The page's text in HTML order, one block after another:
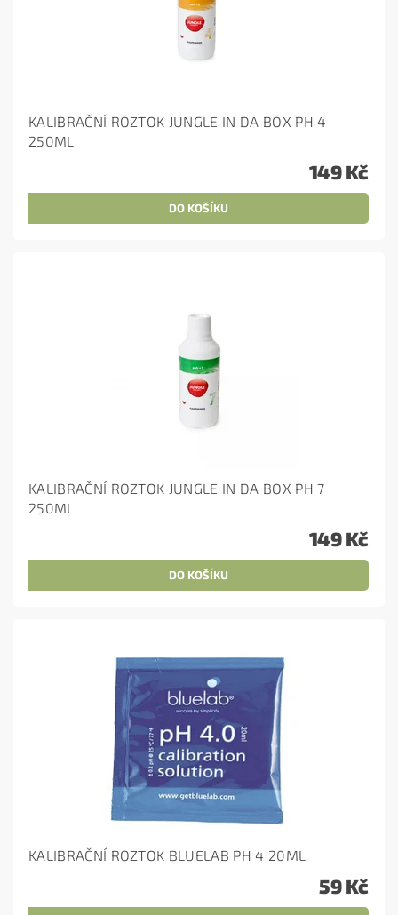
KALIBRAČNÍ ROZTOK JUNGLE IN DA BOX PH 4
250ML
149 Kč
KALIBRAČNÍ ROZTOK JUNGLE IN DA BOX PH 7
250ML
149 Kč
KALIBRAČNÍ ROZTOK BLUELAB PH 4 20ML
59 Kč